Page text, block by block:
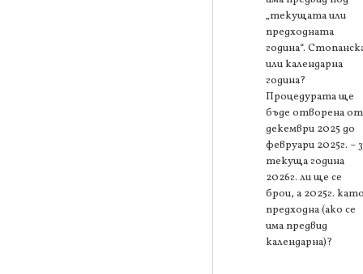
„текущата или
предходната
година“.
или календарна
година?
Процедурата ще
бъде отворена от
декември 2025 до
февруари 2025г. –
текуща година
2026г. ли ще се
брои, а 2025г.
предходна (ако се
има предвид
календарна)?